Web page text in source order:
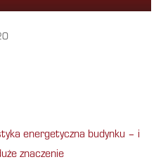
energetyczna budynku – i
znaczenie